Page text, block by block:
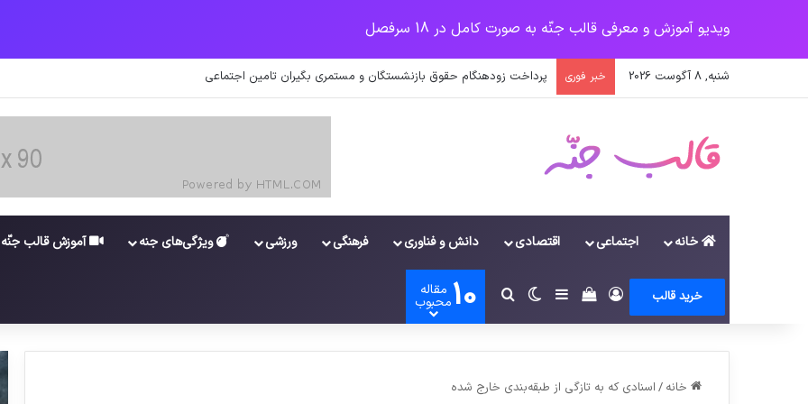
ویدیو آموزش و معرفی قالب جنّه به صورت کامل در 18 سرفصل
شنبه, 8 آگوست 2026 خبر فوری پرداخت زودهنگام حقوق بازنشستگان و مستمری بگیران تامین اجتماعی
خانه اجتماعی اقتصادی دانش و فناوری فرهنگی ورزشی ویژگی‌های جنه آموزش قالب جنّه
خرید قالب وروددیدن سبد خرید
سایدبارتغییر پوسته
جستجو برای
10 مقاله
محبوب
خانه / اسنادی که به تازگی از طبقه‌بندی خارج شده